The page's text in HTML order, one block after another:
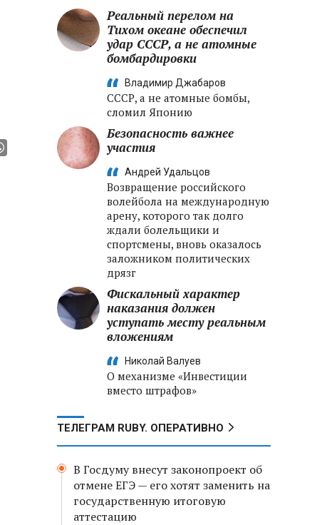
Реальный перелом на
Тихом океане обеспечил
удар СССР, а не атомные
бомбардировки
Владимир Джабаров
СССР, а не атомные бомбы,
сломил Японию
Безопасность важнее
участия
Андрей Удальцов
Возвращение российского
волейбола на международную
арену, которого так долго
ждали болельщики и
спортсмены, вновь оказалось
заложником политических
дрязг
Фискальный характер
наказания должен
уступать месту реальным
вложениям
Николай Валуев
О механизме «Инвестиции
вместо штрафов»
ТЕЛЕГРАМ RUBY. ОПЕРАТИВНО
В Госдуму внесут законопроект об
отмене ЕГЭ — его хотят заменить на
государственную итоговую
аттестацию